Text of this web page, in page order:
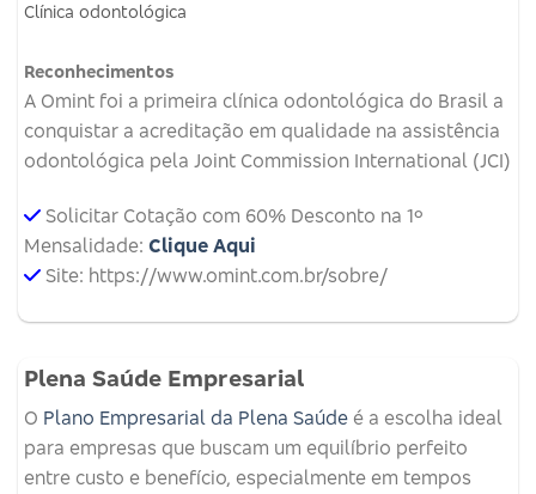
Clínica odontológica
Reconhecimentos
A Omint foi a primeira clínica odontológica do Brasil a
conquistar a acreditação em qualidade na assistência
odontológica pela Joint Commission International (JCI)
Solicitar Cotação com 60% Desconto na 1º
Mensalidade: Clique Aqui
Site: https://www.omint.com.br/sobre/
Plena Saúde Empresarial
O Plano Empresarial da Plena Saúde é a escolha ideal
para empresas que buscam um equilíbrio perfeito
entre custo e benefício, especialmente em tempos